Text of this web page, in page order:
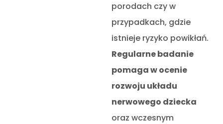
porodach czy w
przypadkach, gdzie
istnieje ryzyko powikłań.
Regularne badanie
pomaga w ocenie
rozwoju układu
nerwowego dziecka
oraz wczesnym